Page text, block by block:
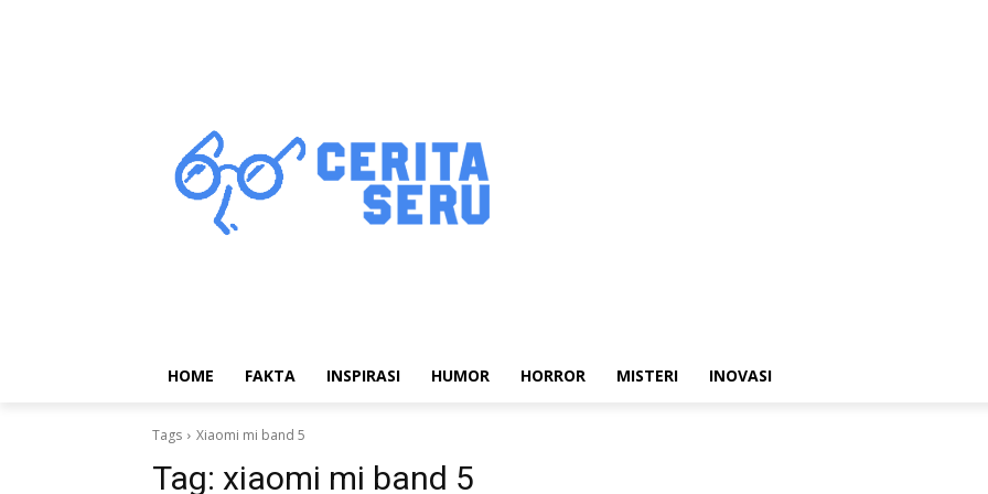
HOME FAKTA INSPIRASI HUMOR HORROR MISTERI INOVASI
Tags Xiaomi mi band 5
Tag: xiaomi mi band 5